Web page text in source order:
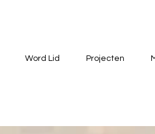
Word Lid Projecten